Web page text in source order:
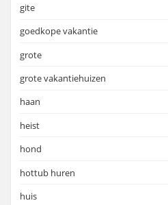
gite
goedkope vakantie
grote
grote vakantiehuizen
haan
heist
hond
hottub huren
huis